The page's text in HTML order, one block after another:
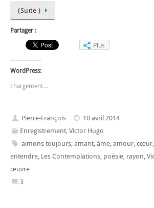
(Suite )
Partager :
Plus
WordPress:
chargement…
Pierre-François
10 avril 2014
Enregistrement,Victor Hugo
aimons toujours,amant,âme,amour,cœur,
entendre, Les Contemplations, poésie, rayon,
œuvre
3